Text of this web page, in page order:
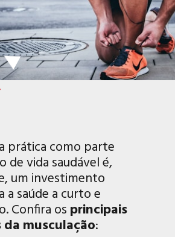
prática como parte
de vida saudável é,
um investimento
a saúde a curto e
Confira osprincipais
musculação: